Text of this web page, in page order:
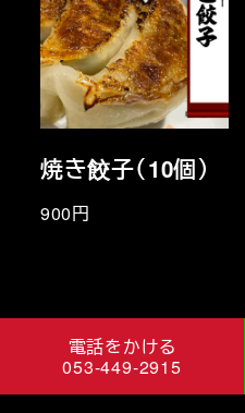
焼き餃子（10個）
900円
電話をかける
053-449-2915